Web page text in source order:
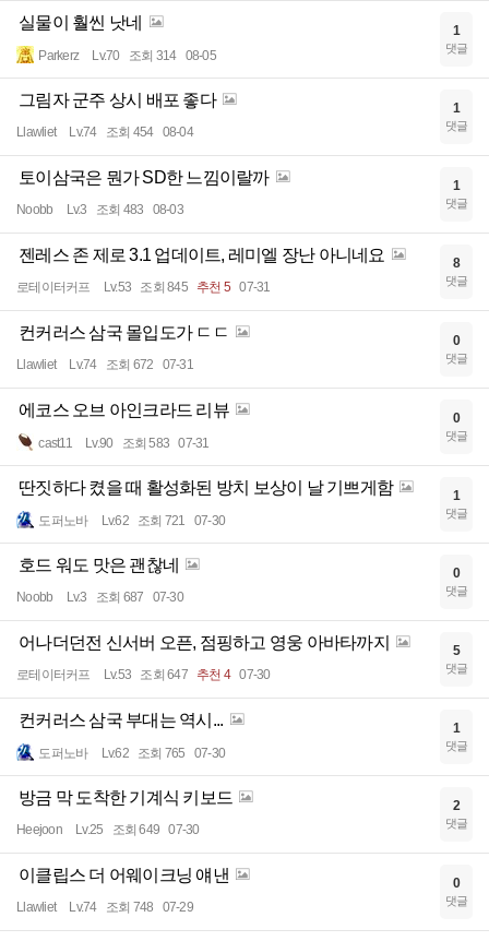
실물이 훨씬 낫네
Parkerz Lv.70 조회 314 08-05
1
댓글
그림자 군주 상시 배포 좋다
Llawliet Lv.74 조회 454 08-04
1
댓글
토이삼국은 뭔가 SD한 느낌이랄까
Noobb Lv.3 조회 483 08-03
1
댓글
젠레스 존 제로 3.1 업데이트, 레미엘 장난 아니네요
로테이터커프 Lv.53 조회 845 추천 5 07-31
8
댓글
컨커러스 삼국 몰입도가 ㄷㄷ
Llawliet Lv.74 조회 672 07-31
0
댓글
에코스 오브 아인크라드 리뷰
cast11 Lv.90 조회 583 07-31
0
댓글
딴짓하다 켰을 때 활성화된 방치 보상이 날 기쁘게함
도퍼노바 Lv.62 조회 721 07-30
1
댓글
호드 워도 맛은 괜찮네
Noobb Lv.3 조회 687 07-30
0
댓글
어나더던전 신서버 오픈, 점핑하고 영웅 아바타까지
로테이터커프 Lv.53 조회 647 추천 4 07-30
5
댓글
컨커러스 삼국 부대는 역시...
도퍼노바 Lv.62 조회 765 07-30
1
댓글
방금 막 도착한 기계식 키보드
Heejoon Lv.25 조회 649 07-30
2
댓글
이클립스 더 어웨이크닝 얘낸
Llawliet Lv.74 조회 748 07-29
0
댓글